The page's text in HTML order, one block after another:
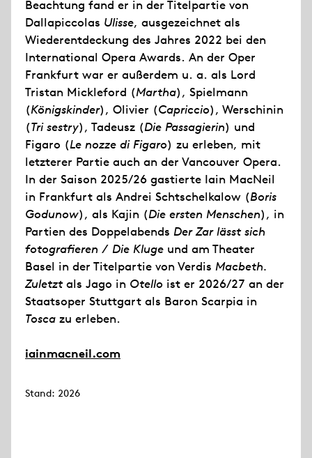
Beachtung fand er in der Titelpartie von
Dallapiccolas Ulisse, ausgezeichnet als
Wiederentdeckung des Jahres 2022 bei den
International Opera Awards. An der Oper
Frankfurt war er außerdem u. a. als Lord
Tristan Mickleford (Martha), Spielmann
(Königskinder), Olivier (Capriccio), Werschinin
(Tri sestry), Tadeusz (Die Passagierin) und
Figaro (Le nozze di Figaro) zu erleben, mit
letzterer Partie auch an der Vancouver Opera.
In der Saison 2025/26 gastierte Iain MacNeil
in Frankfurt als Andrei Schtschelkalow (Boris
Godunow), als Kajin (Die ersten Menschen), in
Partien des Doppelabends Der Zar lässt sich
fotografieren / Die Kluge und am Theater
Basel in der Titelpartie von Verdis Macbeth.
Zuletztals Jago in Otello ist er 2026/27 an der
Staatsoper Stuttgart als Baron Scarpia in
Tosca zu erleben.
iainmacneil.com
Stand: 2026